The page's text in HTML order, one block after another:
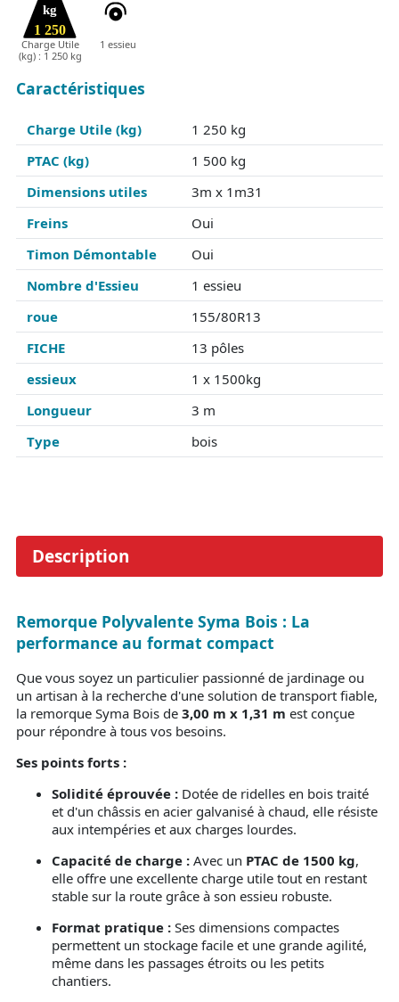
1 250
kg
Charge Utile
(kg) : 1 250 kg
1 essieu
Caractéristiques
Charge Utile (kg)
1 250 kg
PTAC (kg)
1 500 kg
Dimensions utiles
3m x 1m31
Freins
Oui
Timon Démontable
Oui
Nombre d'Essieu
1 essieu
roue
155/80R13
FICHE
13 pôles
essieux
1 x 1500kg
Longueur
3 m
Type
bois
Description
Remorque Polyvalente Syma Bois : La
performance au format compact
Que vous soyez un particulier passionné de jardinage ou
un artisan à la recherche d'une solution de transport fiable,
la remorque Syma Bois de 3,00 m x 1,31 m est conçue
pour répondre à tous vos besoins.
Ses points forts :
Solidité éprouvée : Dotée de ridelles en bois traité
et d'un châssis en acier galvanisé à chaud, elle résiste
aux intempéries et aux charges lourdes.
Capacité de charge : Avec un PTAC de 1500 kg,
elle offre une excellente charge utile tout en restant
stable sur la route grâce à son essieu robuste.
Format pratique : Ses dimensions compactes
permettent un stockage facile et une grande agilité,
même dans les passages étroits ou les petits
chantiers.